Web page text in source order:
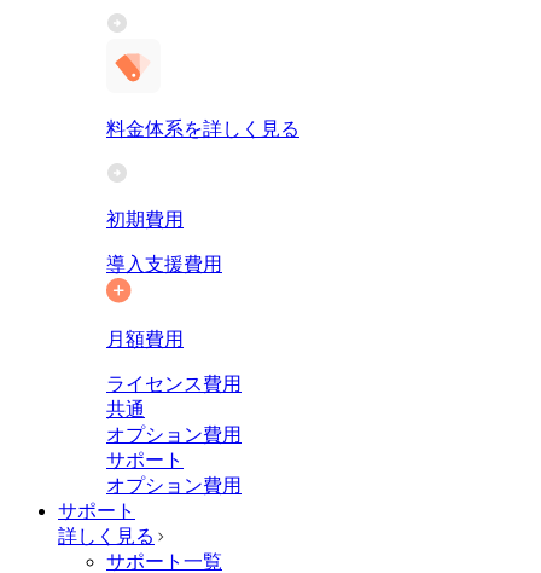
料金体系を詳しく見る
初期費用
導入支援費用
月額費用
ライセンス費用
共通
オプション費用
サポート
オプション費用
サポート
詳しく見る
サポート一覧